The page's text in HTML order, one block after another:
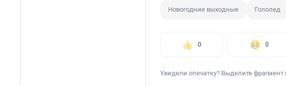
Новогодние выходные Гололед
0 0
Увидели опечатку? Выделите фрагмент